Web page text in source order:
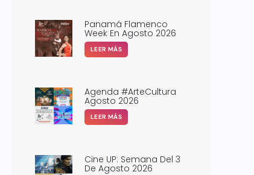
Panamá Flamenco
Week En Agosto 2026
LEER MÁS
Agenda #ArteCultura
Agosto 2026
LEER MÁS
Cine UP: Semana Del 3
De Agosto 2026